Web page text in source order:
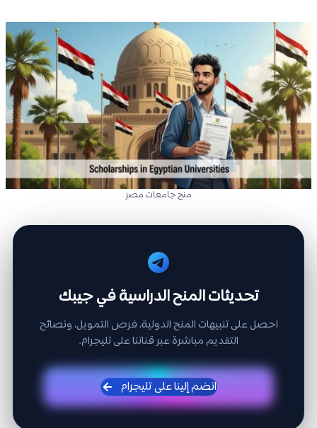
منح جامعات مصر
تحديثات المنح الدراسية في جيبك
احصل على تنبيهات المنح الدولية، فرص التمويل، ونصائح
التقديم مباشرة عبر قناتنا على تليجرام.
انضم إلينا على تليجرام